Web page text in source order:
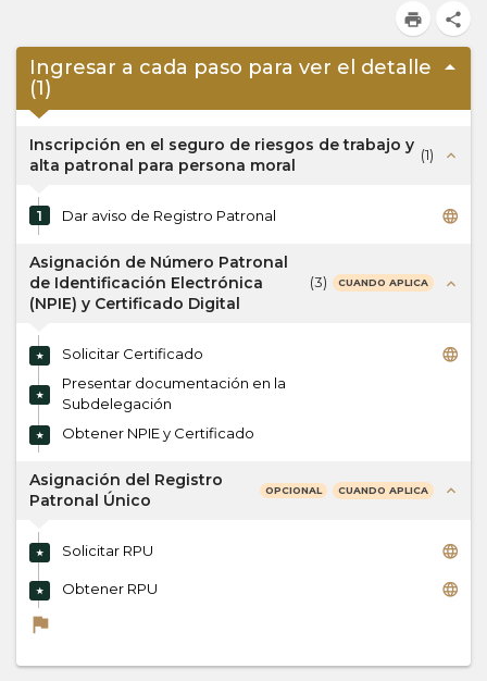
print share
Ingresar a cada paso para ver el detalle
(1)
arrow_drop_up
Inscripción en el seguro de riesgos de trabajo y
alta patronal para persona moral
(1) expand_less
1 Dar aviso de Registro Patronal language
Asignación de Número Patronal
de Identificación Electrónica
(NPIE) y Certificado Digital
(3) CUANDO APLICA expand_less
★ Solicitar Certificado language
★
Presentar documentación en la
Subdelegación
★ Obtener NPIE y Certificado
Asignación del Registro
Patronal Único
OPCIONAL CUANDO APLICA expand_less
★ Solicitar RPU language
★ Obtener RPU language
flag